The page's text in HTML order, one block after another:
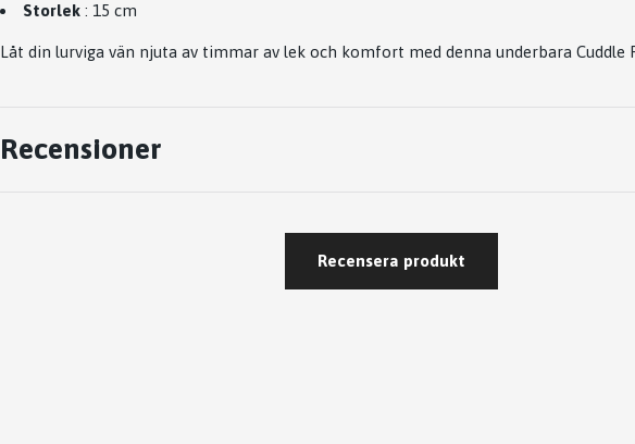
Storlek : 15 cm
Låt din lurviga vän njuta av timmar av lek och komfort med denna underbara Cuddle
Recensioner
Recensera produkt